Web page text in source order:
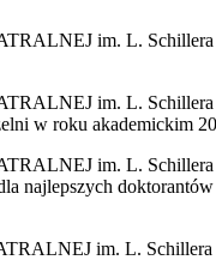
im. L. Schillera
im. L. Schillera
w roku akademickim
im. L. Schillera
najlepszych
im. L. Schillera